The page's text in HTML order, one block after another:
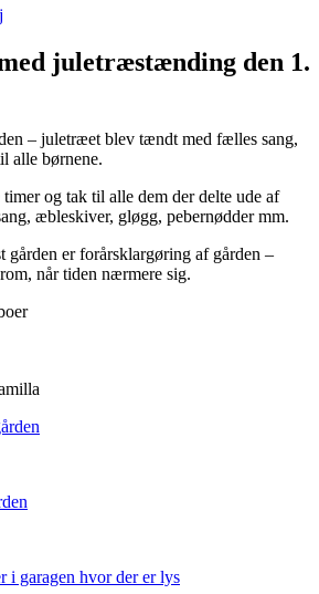
juletræstænding den 1.
– juletræet blev tændt med fælles sang,
alle børnene.
og tak til alle dem der delte ude af
æbleskiver, gløgg, pebernødder mm.
er forårsklargøring af gården –
når tiden nærmere sig.